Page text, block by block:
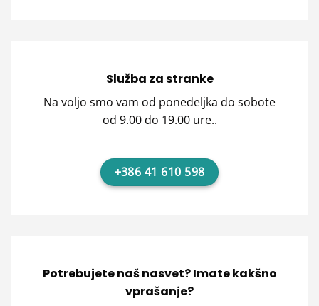
Služba za stranke
Na voljo smo vam od ponedeljka do sobote
od 9.00 do 19.00 ure..
+386 41 610 598
Potrebujete naš nasvet? Imate kakšno
vprašanje?